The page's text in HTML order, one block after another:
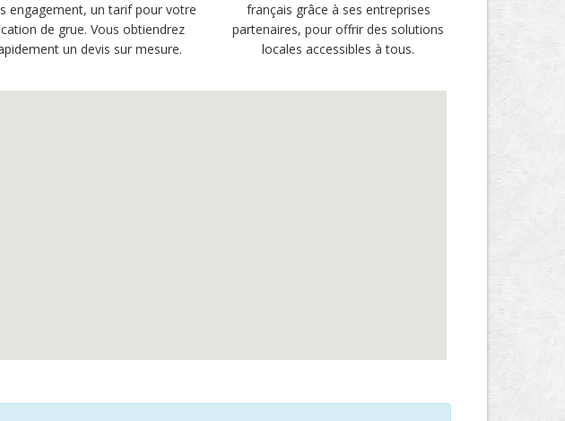
engagement, un tarif pour votre
de grue. Vous obtiendrez
un devis sur mesure.
français grâce à ses entreprises
partenaires, pour offrir des solutions
locales accessibles à tous.